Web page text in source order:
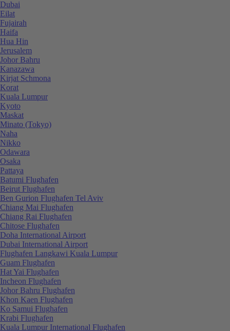
Dubai
Eilat
Fujairah
Haifa
Hua Hin
Jerusalem
Johor Bahru
Kanazawa
Kirjat Schmona
Korat
Kuala Lumpur
Kyoto
Maskat
Minato (Tokyo)
Naha
Nikko
Odawara
Osaka
Pattaya
Batumi Flughafen
Beirut Flughafen
Ben Gurion Flughafen Tel Aviv
Chiang Mai Flughafen
Chiang Rai Flughafen
Chitose Flughafen
Doha International Airport
Dubai International Airport
Flughafen Langkawi Kuala Lumpur
Guam Flughafen
Hat Yai Flughafen
Incheon Flughafen
Johor Bahru Flughafen
Khon Kaen Flughafen
Ko Samui Flughafen
Krabi Flughafen
Kuala Lumpur International Flughafen